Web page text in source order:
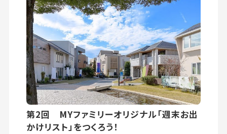
第2回 MYファミリーオリジナル「週末お出
かけリスト」をつくろう！